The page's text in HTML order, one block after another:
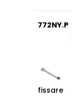
772NY.P
fissare